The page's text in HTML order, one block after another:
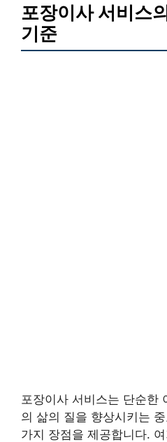
포장이사 서비스
기준
포장이사 서비스는 단순한
의 삶의 질을 향상시키는
가지 장점을 제공합니다.